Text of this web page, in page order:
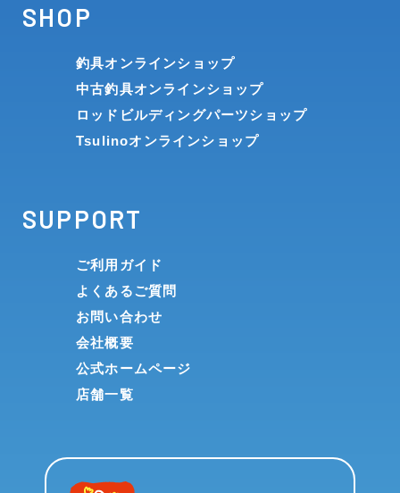
SHOP
釣具オンラインショップ
中古釣具オンラインショップ
ロッドビルディングパーツショップ
Tsulinoオンラインショップ
SUPPORT
ご利用ガイド
よくあるご質問
お問い合わせ
会社概要
公式ホームページ
店舗一覧